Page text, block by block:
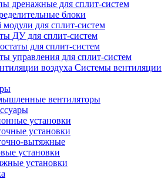
дренажные для сплит-систем
блоки
модули для сплит-систем
ДУ для сплит-систем
для сплит-систем
управления для сплит-систем
Системы вентиляции
вентиляторы
установки
установки
вытяжные
установки
установки